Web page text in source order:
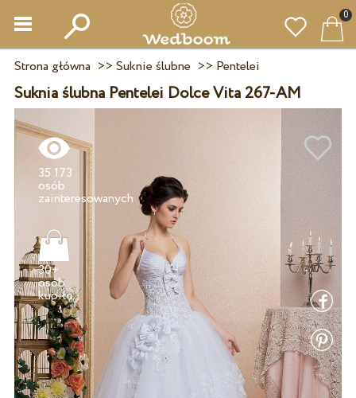
0
Strona główna >> Suknie ślubne >> Pentelei
Suknia ślubna Pentelei Dolce Vita 267-AM
35 173
osób
30+
osób
kupiło